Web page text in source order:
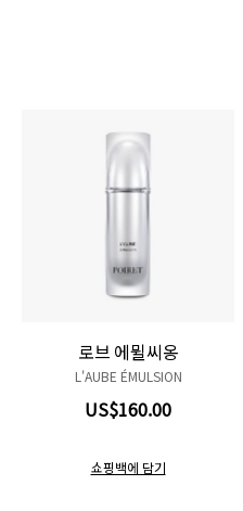
로브 에뮐씨옹
L'AUBE ÉMULSION
US$160.00
쇼핑백에 담기